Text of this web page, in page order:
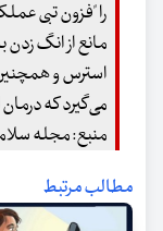
را "فزون تبی
مانع از انگ
استرس و
می‌گیرد که
منبع: مجله
مطالب مرتبط